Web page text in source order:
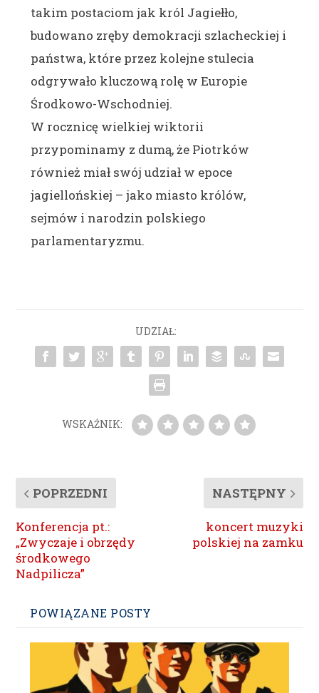
takim postaciom jak król Jagiełło,
budowano zręby demokracji szlacheckiej i
państwa, które przez kolejne stulecia
odgrywało kluczową rolę w Europie
Środkowo-Wschodniej.
W rocznicę wielkiej wiktorii
przypominamy z dumą, że Piotrków
również miał swój udział w epoce
jagiellońskiej – jako miasto królów,
sejmów i narodzin polskiego
parlamentaryzmu.
UDZIAŁ:
WSKAŹNIK:
POPRZEDNI
Konferencja pt.:
„Zwyczaje i obrzędy
środkowego
Nadpilicza”
NASTĘPNY
koncert muzyki
polskiej na zamku
POWIĄZANE POSTY